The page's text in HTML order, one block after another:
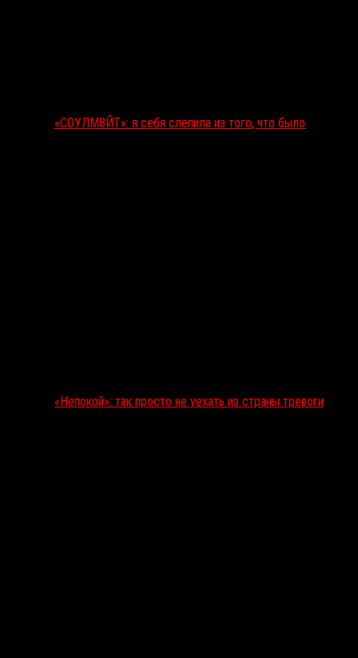
«СОУЛМ8ЙТ»: я себя слепила из того, что было
«Непокой»: так просто не уехать из страны тревоги